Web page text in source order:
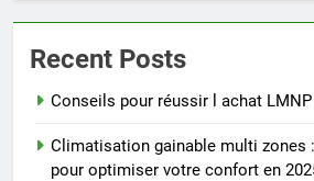
Recent Posts
Conseils pour réussir l achat
Climatisation gainable multi zones
pour optimiser votre confort en